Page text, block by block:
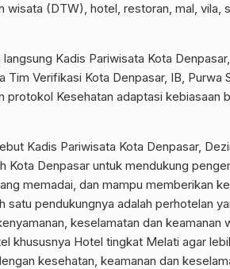
wisata (DTW), hotel, restoran, mal, vila,
Kadis Pariwisata Kota
Tim Verifikasi Kota Denpasar, IB, Purwa
protokol Kesehatan adaptasi kebiasaan
Kadis Pariwisata Kota Denpasar,
Kota Denpasar untuk mendukung
memadai, dan mampu memberikan
satu pendukungnya adalah perhotelan
keselamatan dan keamanan
khususnya Hotel tingkat Melati agar
kesehatan, keamanan dan